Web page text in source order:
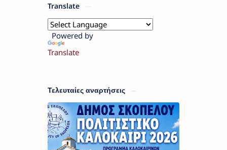
Translate
Powered by
Translate
Τελευταίες αναρτήσεις